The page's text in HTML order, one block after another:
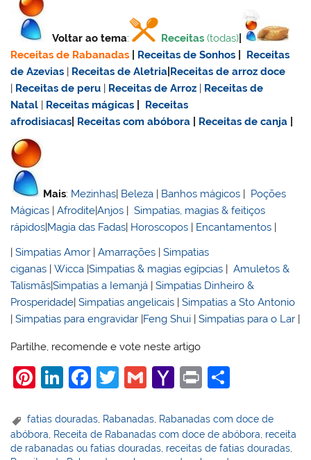
Voltar ao tema: Receitas (todas)
Receitas de Rabanadas
Receitas de Sonhos
Receitas
de Azevias | Receitas de Aletria Receitas dearroz doce
| Receitas de peru | Receitas de Arroz | Receitas de
Natal | Receitas mágicas
Receitas
afrodisiacas Receitas com abóbora Receitas de canja
Mais: Mezinhas| Beleza | Banhos mágicos | Poções
Mágicas |Afrodite|Anjos |Simpatias, magias & feitiços
rápidos|Magia das Fadas| Horoscopos | Encantamentos |
|Simpatias Amor |Amarrações |Simpatias
ciganas |Wicca |Simpatias & magias egípcias |Amuletos &
Talismãs|Simpatias a Iemanjá |Simpatias Dinheiro &
Prosperidade|Simpatias angelicais |Simpatias a Sto Antonio
|Simpatias para engravidar |Feng Shui |Simpatias para o Lar |
Partilhe, recomende e vote neste artigo
Pi
er
e
Li
k
e
F
c
e
T
itt
er
G
ai
l
Y
h
o
Pr
t
ar
e
fatias douradas, Rabanadas, Rabanadas com doce de
abóbora
Receita de Rabanadas com doce de abóbora receita
de rabanadas ou fatias douradas receitas de fatias douradas